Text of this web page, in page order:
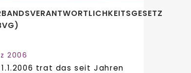
2006
trat das seit Jahren